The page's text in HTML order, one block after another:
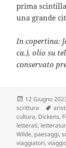
prima
una grande
In copertina:
ca.), olio su
conservato
Scritto
il
12 Giugno
scrittura
Tag
cultura, Dickens,
letterati,
Wilde, paesaggi,
viaggiatori,